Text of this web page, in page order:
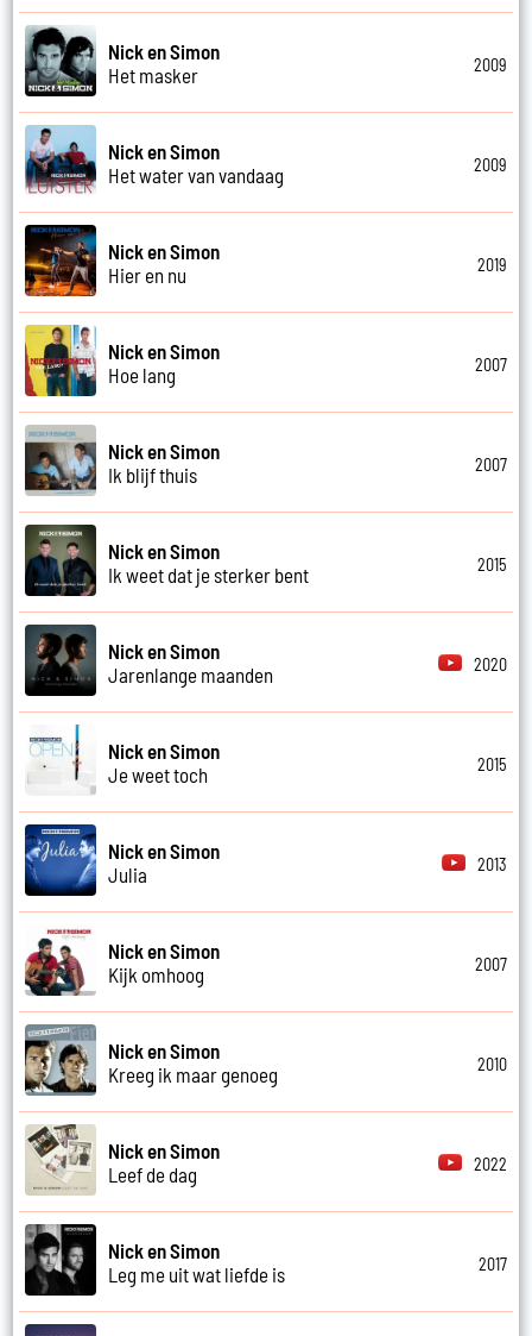
Nick en Simon
Het masker
2009
Nick en Simon
Het water van vandaag
2009
Nick en Simon
Hier en nu
2019
Nick en Simon
Hoe lang
2007
Nick en Simon
Ik blijf thuis
2007
Nick en Simon
Ik weet dat je sterker bent
2015
Nick en Simon
Jarenlange maanden
2020
Nick en Simon
Je weet toch
2015
Nick en Simon
Julia
2013
Nick en Simon
Kijk omhoog
2007
Nick en Simon
Kreeg ik maar genoeg
2010
Nick en Simon
Leef de dag
2022
Nick en Simon
Leg me uit wat liefde is
2017